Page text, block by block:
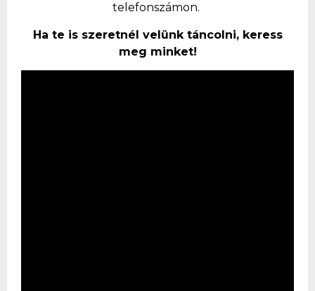
telefonszámon.
Ha te is szeretnél velünk táncolni, keress
meg minket!